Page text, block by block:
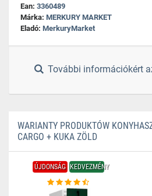
Ean: 3360489
Márka: MERKURY MARKET
Eladó: MerkuryMarket
További információkért
WARIANTY PRODUKTÓW
CARGO + KUKA ZÖLD
ÚJDONSÁG KEDVEZMÉNY